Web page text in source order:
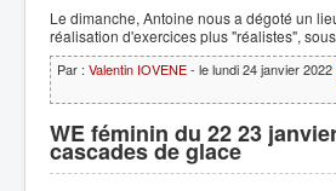
Le dimanche, Antoine nous a dégoté un
réalisation d'exercices plus "réalistes",
Par : Valentin IOVENE- le lundi 24 janvier 2022
WE féminin du 22 23
cascades de glace